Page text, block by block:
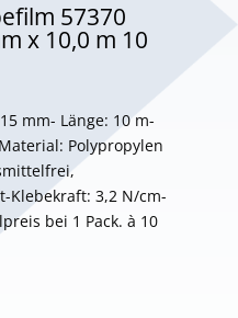
57370
x 10,0 m 10
mm- Länge: 10 m-
Polypropylen
Klebekraft: 3,2 N/cm-
bei 1 Pack. à 10